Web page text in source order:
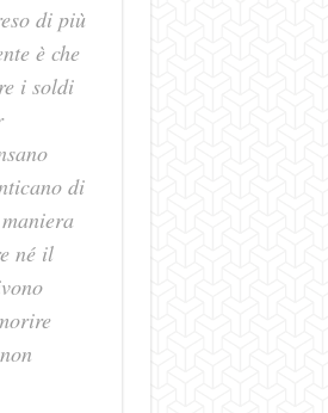
di più
è che
i soldi
di
né il